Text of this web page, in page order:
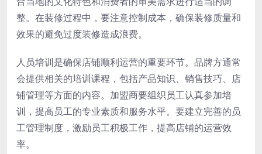
整。在装修过程中，要注意控制成本，确保装修质量和
效果的避免过度装修造成浪费。
人员培训是确保店铺顺利运营的重要环节。品牌方通常
会提供相关的培训课程，包括产品知识、销售技巧、店
铺管理等方面的内容。加盟商要组织员工认真参加培
训，提高员工的专业素质和服务水平。要建立完善的员
工管理制度，激励员工积极工作，提高店铺的运营效
率。